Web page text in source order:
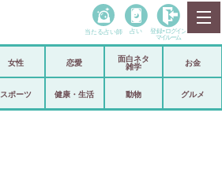
政治
当たる占い師 占い 登録• ログイン
マイルーム
女性 恋愛
面白ネタ
雑学
お金
スポーツ 健康・生活 動物 グルメ